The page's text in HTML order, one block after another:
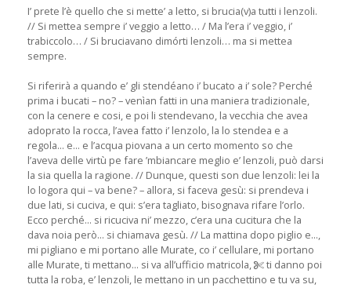
I’ prete l’è quello che si mette’ a letto, si brucia(v)a tutti i lenzoli.
// Si mettea sempre i’ veggio a letto… / Ma l’era i’ veggio, i’
trabiccolo… / Si bruciavano dimórti lenzoli… ma si mettea
sempre.
Si riferirà a quando e’ gli stendéano i’ bucato a i’ sole? Perché
prima i bucati – no? – venìan fatti in una maniera tradizionale,
con la cenere e cosi, e poi li stendevano, la vecchia che avea
adoprato la rocca, l’avea fatto i’ lenzolo, la lo stendea e a
regola... e... e l’acqua piovana a un certo momento so che
l’aveva delle virtù pe fare ’mbiancare meglio e’ lenzoli, può darsi
la sia quella la ragione. // Dunque, questi son due lenzoli: lei la
lo logora qui – va bene? – allora, si faceva gesù: si prendeva i
due lati, si cuciva, e qui: s’era tagliato, bisognava rifare l’orlo.
Ecco perché... si ricuciva ni’ mezzo, c’era una cucitura che la
dava noia però... si chiamava gesù. // La mattina dopo piglio e...,
mi pigliano e mi portano alle Murate, co i’ cellulare, mi portano
alle Murate, ti mettano... si va all’ufficio matricola,
ti danno poi
tutta la roba, e’ lenzoli, le mettano in un pacchettino e tu va su,